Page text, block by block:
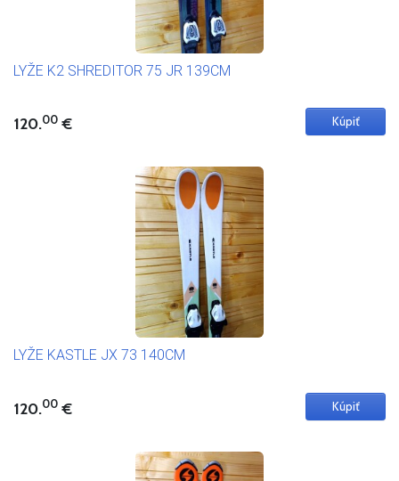
LYŽE K2 SHREDITOR 75 JR 139CM
120.00 €
LYŽE KASTLE JX 73 140CM
120.00 €